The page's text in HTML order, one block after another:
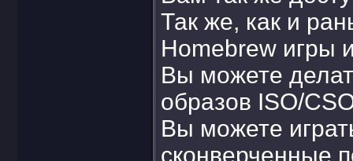
Так же, как и
Homebrew игры
Вы можете
образов ISO/
Вы можете
сконверченные